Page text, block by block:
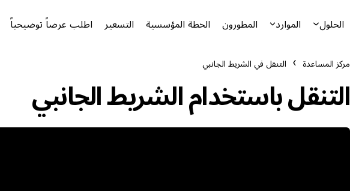
الحلول الموارد المطورون الخطة المؤسسية التسعير اطلب عرضاً توضيحياً
مركز المساعدة التنقل في الشريط الجانبي
التنقل باستخدام الشريط الجانبي